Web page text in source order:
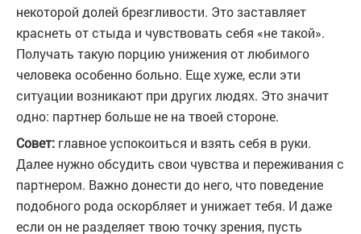
некоторой долей брезгливости. Это заставляет
краснеть от стыда и чувствовать себя «не такой».
Получать такую порцию унижения от любимого
человека особенно больно. Еще хуже, если эти
ситуации возникают при других людях. Это значит
одно: партнер больше не на твоей стороне.
Совет: главное успокоиться и взять себя в руки.
Далее нужно обсудить свои чувства и переживания с
партнером. Важно донести до него, что поведение
подобного рода оскорбляет и унижает тебя. И даже
если он не разделяет твою точку зрения, пусть